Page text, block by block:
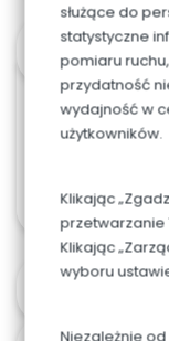
służące do
statystyczne
pomiaru
przydatność
wydajność w
użytkowników.
Klikając
przetwarzanie
Klikając
wyboru
Niezależnie
OPIS
Przepyszny